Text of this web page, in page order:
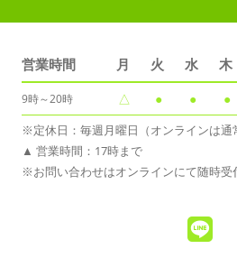
営業時間 月 火 水 木
9時～20時 △ ● ● ●
※定休日：毎週月曜日（オンラインは通
▲ 営業時間：17時まで
※お問い合わせはオンラインにて随時受